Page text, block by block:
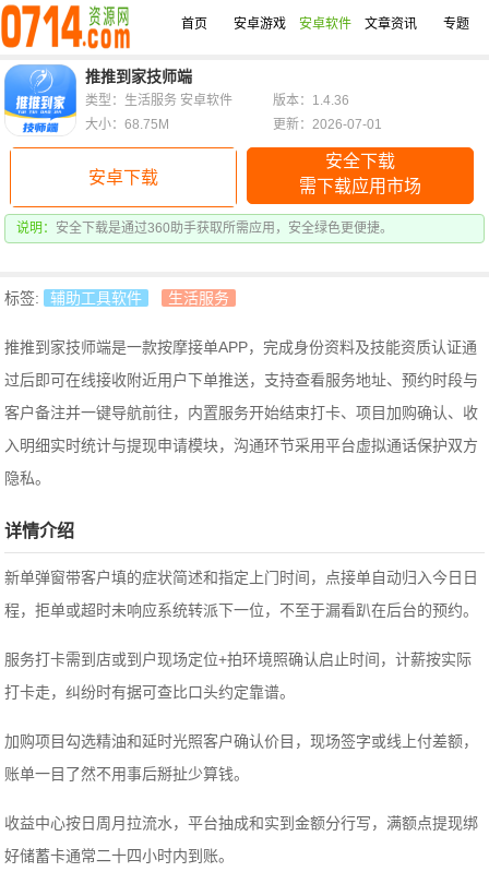
首页 安卓游戏 安卓软件 文章资讯 专题
推推到家技师端
安卓下载
安全下载
需下载应用市场
说明： 安全下载是通过360助手获取所需应用，安全绿色更便捷。
类型：生活服务 安卓软件
版本：1.4.36
大小：68.75M
更新：2026-07-01
标签: 辅助工具软件 生活服务
推推到家技师端是一款按摩接单APP，完成身份资料及技能资质认证通
过后即可在线接收附近用户下单推送，支持查看服务地址、预约时段与
客户备注并一键导航前往，内置服务开始结束打卡、项目加购确认、收
入明细实时统计与提现申请模块，沟通环节采用平台虚拟通话保护双方
隐私。
详情介绍
新单弹窗带客户填的症状简述和指定上门时间，点接单自动归入今日日
程，拒单或超时未响应系统转派下一位，不至于漏看趴在后台的预约。
服务打卡需到店或到户现场定位+拍环境照确认启止时间，计薪按实际
打卡走，纠纷时有据可查比口头约定靠谱。
加购项目勾选精油和延时光照客户确认价目，现场签字或线上付差额，
账单一目了然不用事后掰扯少算钱。
收益中心按日周月拉流水，平台抽成和实到金额分行写，满额点提现绑
好储蓄卡通常二十四小时内到账。